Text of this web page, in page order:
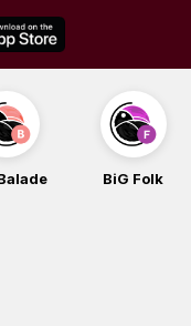
BiG Folk